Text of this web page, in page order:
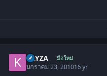
KAYZA มือใหม่
มกราคม 23, 201016 yr